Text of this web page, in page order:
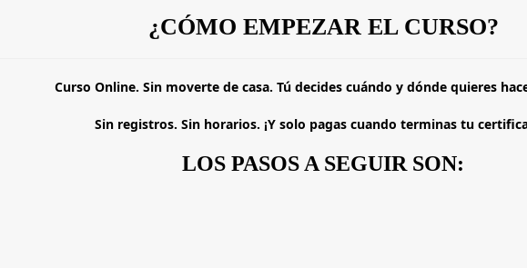
¿CÓMO EMPEZAR EL CURSO?
Curso Online. Sin moverte de casa. Tú decides cuándo y dónde quieres
Sin registros. Sin horarios. ¡Y solo pagas cuando terminas tu
LOS PASOS A SEGUIR SON: